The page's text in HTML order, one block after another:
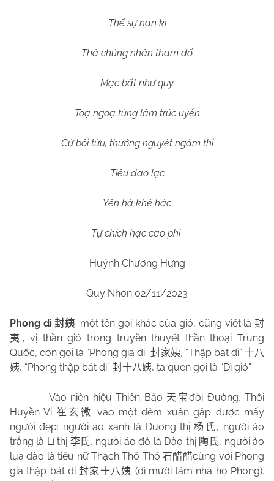
Thế sự nan kì
Thả chúng nhân tham đố
Mạc bất như quy
Toạ ngoạ tùng lâm trúc uyển
Cử bôi tửu, thưởng nguyệt ngâm thi
Tiêu dao lạc
Yên hà khê hác
Tự chích hạc cao phi
Huỳnh Chương Hưng
Quy Nhơn 02/11/2023
Phong di封姨: một tên gọi khác của gió, cũng viết là封
夷 , vị thần gió trong truyền thuyết thần thoại Trung
Quốc, còn gọi là “Phong gia di”封家姨, “Thập bát di” 十八
姨, “Phong thập bát di” 封十八姨, ta quen gọi là “Dì gió”
Vào niên hiệu Thiên Bảo 天宝đời Đường, Thôi
Huyền Vi 崔玄微
vào một đêm xuân gặp được mấy
người đẹp: người áo xanh là Dương thị杨氏, người áo
trắng là Lí thị 李氏, người áo đỏ là Đào thị 陶氏, người áo
lụa đào là tiểu nữ Thạch Thố Thố石醋醋cùng với Phong
gia thập bát di封家十八姨 (dì mười tám nhà họ Phong).